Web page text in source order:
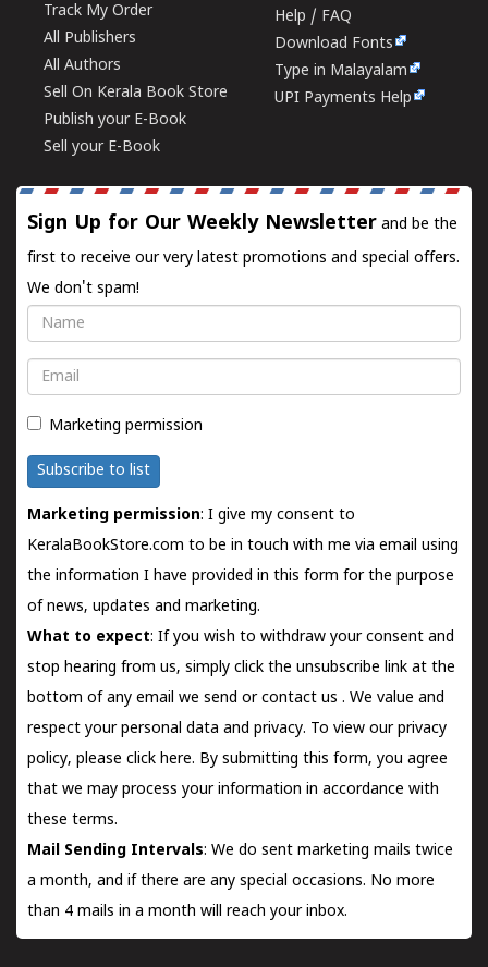
Track My Order
All Publishers
All Authors
Sell On Kerala Book Store
Publish your E-Book
Sell your E-Book
Help / FAQ
Download Fonts
Type in Malayalam
UPI Payments Help
Sign Up for Our Weekly Newsletter and be the
first to receive our very latest promotions and special offers.
We don't spam!
Name
Email
Marketing permission
Subscribe to list
Marketing permission: I give my consent to
KeralaBookStore.com to be in touch with me via email using
the information I have provided in this form for the purpose
of news, updates and marketing.
What to expect: If you wish to withdraw your consent and
stop hearing from us, simply click the unsubscribe link at the
bottom of any email we send orcontact us . We value and
respect your personal data and privacy. To view our privacy
policy, please click here. By submitting this form, you agree
that we may process your information in accordance with
these terms.
Mail Sending Intervals: We do sent marketing mails twice
a month, and if there are any special occasions. No more
than 4 mails in a month will reach your inbox.